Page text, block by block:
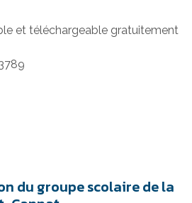
et téléchargeable gratuitement
du groupe scolaire de la